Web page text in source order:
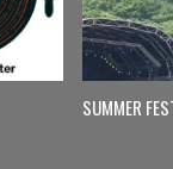
SUMMER